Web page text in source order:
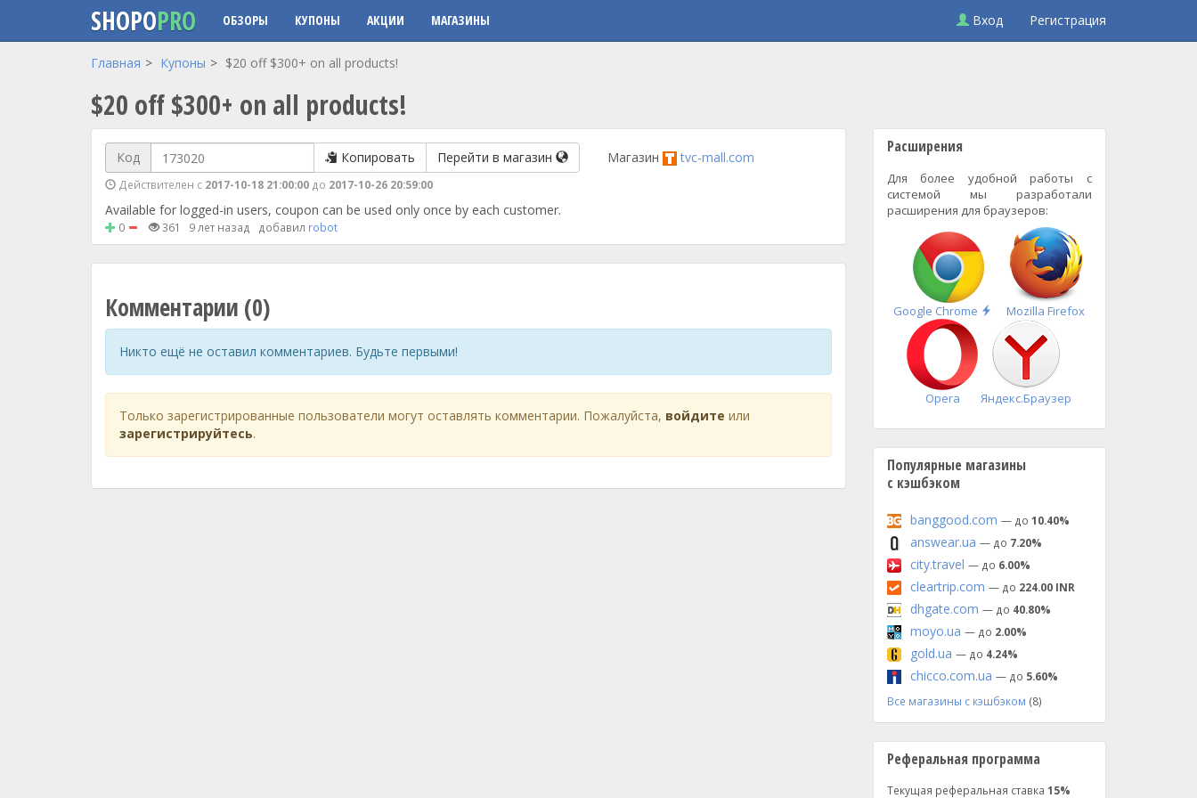
Перейти к основному содержанию
SHOPOPRO ОБЗОРЫ КУПОНЫ АКЦИИ МАГАЗИНЫ Вход Регистрация
Главная Купоны $20 off $300+ on all products!
$20 off $300+ on all products!
Код Копировать Перейти в магазин
Действителен с 2017-10-18 21:00:00 до 2017-10-26 20:59:00
Магазин tvc-mall.com
Available for logged-in users, coupon can be used only once by each customer.
0 361 9 лет назад добавил robot
Комментарии (0)
Никто ещё не оставил комментариев. Будьте первыми!
Только зарегистрированные пользователи могут оставлять комментарии. Пожалуйста, войдите или
зарегистрируйтесь.
Расширения
Для более удобной работы с
системой мы разработали
расширения для браузеров:
Google Chrome
Быстрая
установка
Mozilla Firefox
Opera Яндекс.Браузер
Популярные магазины
с кэшбэком
banggood.com — до 10.40%
answear.ua — до 7.20%
city.travel — до 6.00%
cleartrip.com — до 224.00 INR
dhgate.com — до 40.80%
moyo.ua — до 2.00%
gold.ua — до 4.24%
chicco.com.ua — до 5.60%
Все магазины с кэшбэком (8)
Реферальная программа
Текущая реферальная ставка 15%